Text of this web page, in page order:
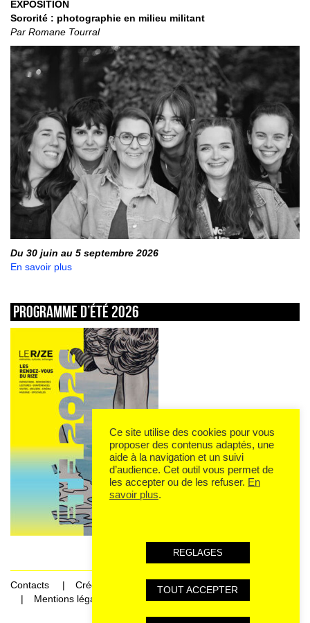
EXPOSITION
Sororité : photographie en milieu militant
Par Romane Tourral
Du 30 juin au 5 septembre 2026
En savoir plus
Programme d’été 2026
Contacts
Crédits
Mentions légales et données personnelles
Ce site utilise des cookies pour vous
proposer des contenus adaptés, une
aide à la navigation et un suivi
d’audience. Cet outil vous permet de
les accepter ou de les refuser. En
savoir plus.
REGLAGES
TOUT ACCEPTER